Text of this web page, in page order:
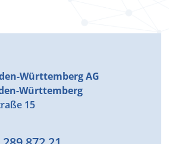
Württemberg AG
Württemberg
15